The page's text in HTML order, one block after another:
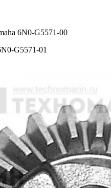
6N0-G5571-00
G5571-01